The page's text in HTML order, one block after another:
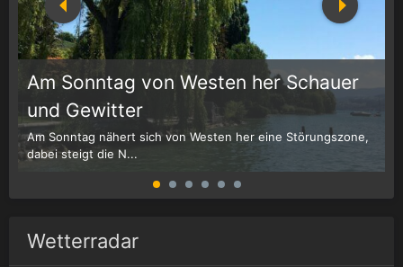
Am Sonntag von Westen her Schauer
und Gewitter
Am Sonntag nähert sich von Westen her eine Störungszone,
dabei steigt die N...
Wetterradar